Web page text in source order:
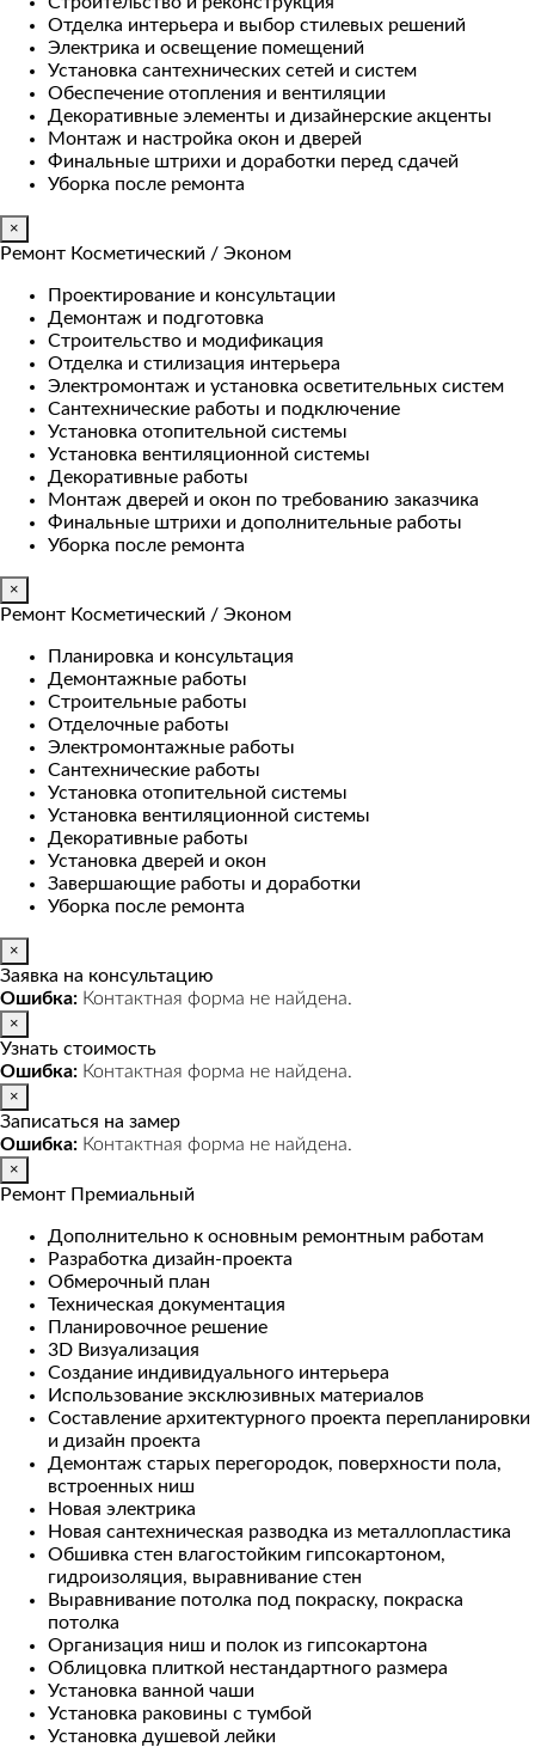
Отделка интерьера и выбор стилевых решений
Электрика и освещение помещений
Установка сантехнических сетей и систем
Обеспечение отопления и вентиляции
Декоративные элементы и дизайнерские акценты
Монтаж и настройка окон и дверей
Финальные штрихи и доработки перед сдачей
Уборка после ремонта
×
Ремонт Косметический / Эконом​
Проектирование и консультации
Демонтаж и подготовка
Строительство и модификация
Отделка и стилизация интерьера
Электромонтаж и установка осветительных систем
Сантехнические работы и подключение
Установка отопительной системы
Установка вентиляционной системы
Декоративные работы
Монтаж дверей и окон по требованию заказчика
Финальные штрихи и дополнительные работы
Уборка после ремонта
×
Ремонт Косметический / Эконом​
Планировка и консультация
Демонтажные работы
Строительные работы
Отделочные работы
Электромонтажные работы
Сантехнические работы
Установка отопительной системы
Установка вентиляционной системы
Декоративные работы
Установка дверей и окон
Завершающие работы и доработки
Уборка после ремонта
×
Заявка на консультацию
Ошибка: Контактная форма не найдена.
×
Узнать стоимость
Ошибка: Контактная форма не найдена.
×
Записаться на замер
Ошибка: Контактная форма не найдена.
×
Ремонт Премиальный
Дополнительно к основным ремонтным работам
Разработка дизайн-проекта
Обмерочный план
Техническая документация
Планировочное решение
3D Визуализация
Создание индивидуального интерьера
Использование эксклюзивных материалов
Составление архитектурного проекта перепланировки
и дизайн проекта
Демонтаж старых перегородок, поверхности пола,
встроенных ниш
Новая электрика
Новая сантехническая разводка из металлопластика
Обшивка стен влагостойким гипсокартоном,
гидроизоляция, выравнивание стен
Выравнивание потолка под покраску, покраска
потолка
Организация ниш и полок из гипсокартона
Облицовка плиткой нестандартного размера
Установка ванной чаши
Установка раковины с тумбой
Установка душевой лейки